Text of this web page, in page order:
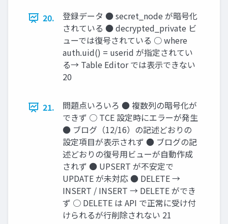
20.
登録データ ● secret_node が暗号化
されている ● decrypted_private ビ
ューでは復号されている ○ where
auth.uid() = userid が指定されてい
る→ Table Editor では表示できない
20
21.
問題点いろいろ ● 複数列の暗号化が
できず ○ TCE 設定時にエラーが発生
● ブログ（12/16）の記述どおりの
設定項目が表示されず ● ブログの記
述どおりの復号用ビューが自動作成
されず ● UPSERT が不安定で
UPDATE が未対応 ● DELETE →
INSERT / INSERT → DELETE ができ
ず ○ DELETE は API で正常に受け付
けられるが行削除されない 21